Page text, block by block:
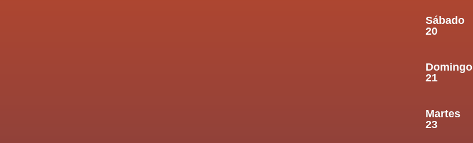
Sábado
20
Domingo
21
Martes
23